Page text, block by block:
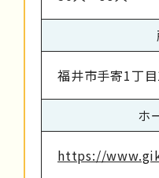
福井市手寄1丁
ホ
https://